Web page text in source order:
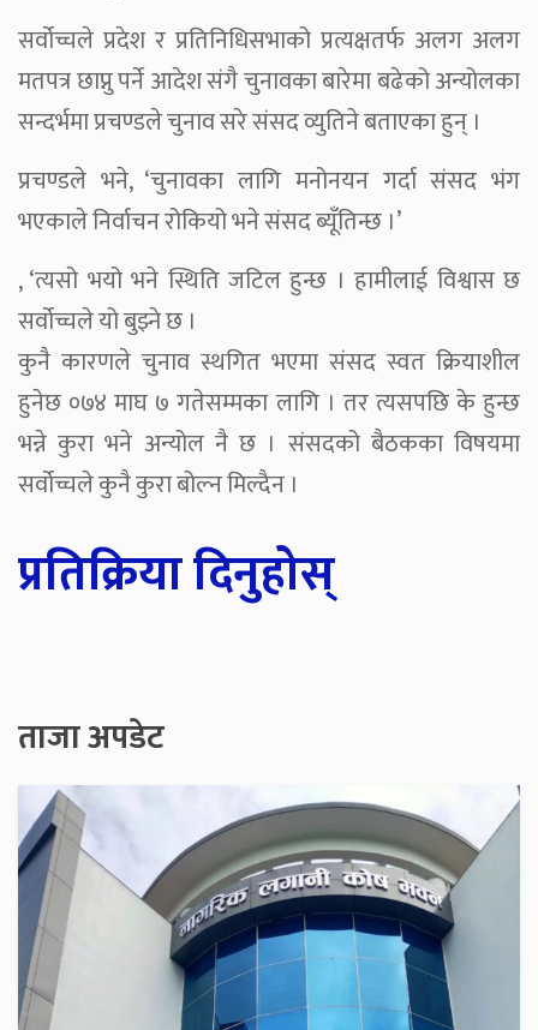
सर्वोच्चले प्रदेश र प्रतिनिधिसभाको प्रत्यक्षतर्फ अलग अलग
मतपत्र छाप्नु पर्ने आदेश संगै चुनावका बारेमा बढेको अन्योलका
सन्दर्भमा प्रचण्डले चुनाव सरे संसद व्युतिने बताएका हुन् ।
प्रचण्डले भने, ‘चुनावका लागि मनोनयन गर्दा संसद भंग
भएकाले निर्वाचन रोकियो भने संसद ब्यूँतिन्छ ।’
, ‘त्यसो भयो भने स्थिति जटिल हुन्छ । हामीलाई विश्वास छ
सर्वोच्चले यो बुझ्ने छ ।
कुनै कारणले चुनाव स्थगित भएमा संसद स्वत क्रियाशील
हुनेछ ०७४ माघ ७ गतेसम्मका लागि । तर त्यसपछि के हुन्छ
भन्ने कुरा भने अन्योल नै छ । संसदको बैठकका विषयमा
सर्वोच्चले कुनै कुरा बोल्न मिल्दैन ।
प्रतिक्रिया दिनुहोस्
ताजा अपडेट